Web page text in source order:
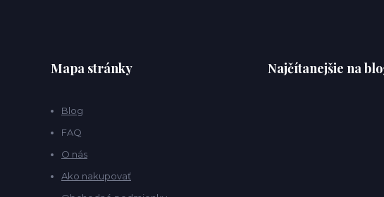
Mapa stránky
Blog
FAQ
O nás
Ako nakupovať
Najčítanejšie na